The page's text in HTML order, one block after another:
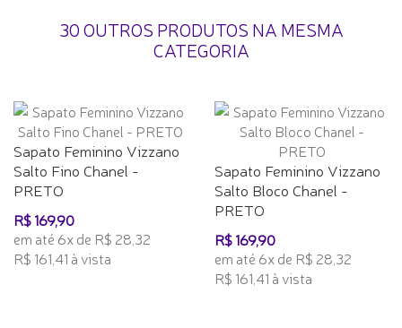
30 OUTROS PRODUTOS NA MESMA
CATEGORIA
Sapato Feminino Vizzano
Salto Fino Chanel -
PRETO
R$ 169,90
em até 6x de R$ 28,32
R$ 161,41 à vista
Sapato Feminino Vizzano
Salto Bloco Chanel -
PRETO
R$ 169,90
em até 6x de R$ 28,32
R$ 161,41 à vista